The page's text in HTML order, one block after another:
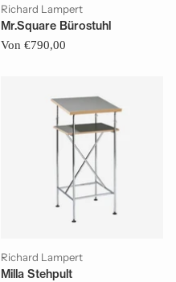
Richard Lampert
Mr.Square Bürostuhl
Von €790,00
Richard Lampert
Milla Stehpult